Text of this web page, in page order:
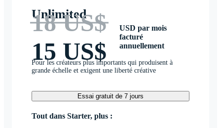
Unlimited
18 US$
15 US$
USD par mois
facturé
annuellement
Pour les créateurs plus importants qui produisent à
grande échelle et exigent une liberté créative
Essai gratuit de 7 jours
Tout dans Starter, plus :